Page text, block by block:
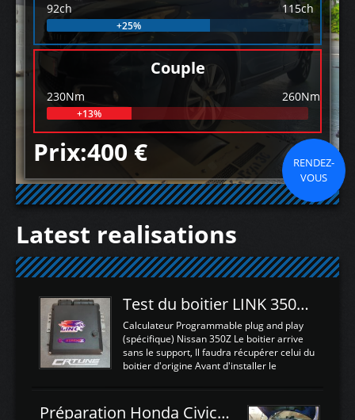
92ch 115ch
+25%
Couple
230Nm 260Nm
+13%
Prix:400 €
RENDEZ-
VOUS
Latest realisations
Test du boitier LINK 350Z Plugin ECU
Calculateur Programmable plug and play
(spécifique) Nissan 350Z Le boitier arrive
sans le support, Il faudra récupérer celui du
boitier d'origine Avant d'installer le
d'envoyer l'information de la large bande
Préparation Honda Civic Type R FK2